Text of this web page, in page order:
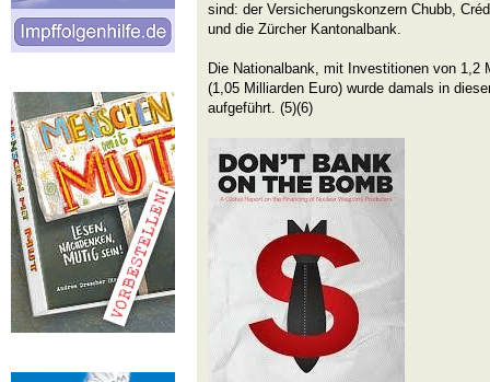
sind: der Versicherungskonzern Chubb,
und die Zürcher Kantonalbank.
Die Nationalbank, mit Investitionen von 1,2
(1,05 Milliarden Euro) wurde damals in
aufgeführt. (5)(6)